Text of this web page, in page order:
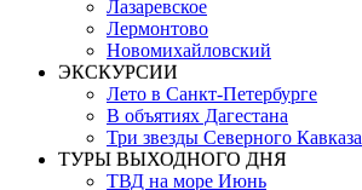
Лазаревское
Лермонтово
Новомихайловский
ЭКСКУРСИИ
Лето в Санкт-Петербурге
В объятиях Дагестана
Три звезды Северного Кавказа
ТУРЫ ВЫХОДНОГО ДНЯ
ТВД на море Июнь